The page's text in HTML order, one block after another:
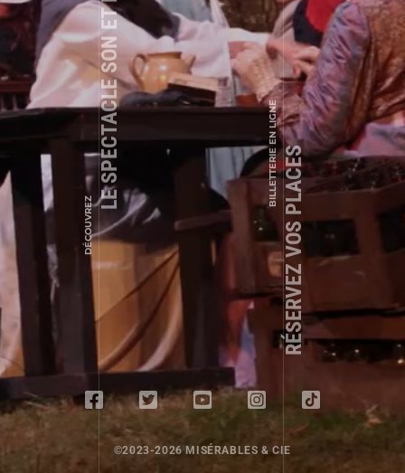
DÉCOUVREZ
LE SPECTACLE SON ET LUMIÈRE BILLETTERIE EN LIGNERÉSERVEZ VOS PLACES
©2023-2026 MISÉRABLES & CIE